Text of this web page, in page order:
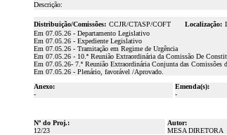
Descrição:
Distribuição/Comissões: CCJR/CTASP/COFT Localização:
Em 07.05.26 - Departamento Legislativo
Em 07.05.26 - Expediente Legislativo
Em 07.05.26 - Tramitação em Regime de Urgência
Em 07.05.26 - 10.ª Reunião Extraordinária da Comissão De
Em 07.05.26- 7.ª Reunião Extraordinária Conjunta das
Em 07.05.26 - Plenário, favorável /Aprovado.
Anexo:
-
Emenda(s):
-
Nº do Proj.:
12/23
Autor:
MESA DIRETORA